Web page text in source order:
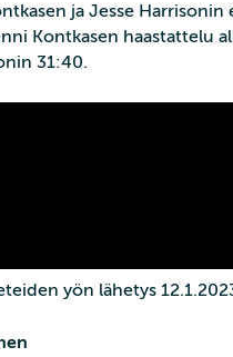
ja Jesse Harrisonin
Kontkasen haastattelu
31:40.
yön lähetys